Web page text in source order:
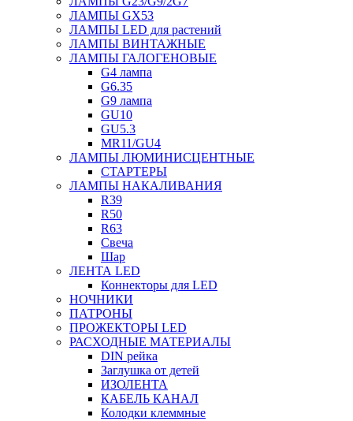
ЛАМПЫ GX53
ЛАМПЫ LED для растений
ЛАМПЫ ВИНТАЖНЫЕ
ЛАМПЫ ГАЛОГЕНОВЫЕ
G4 лампа
G6.35
G9 лампа
GU10
GU5.3
MR11/GU4
ЛАМПЫ ЛЮМИНИСЦЕНТНЫЕ
СТАРТЕРЫ
ЛАМПЫ НАКАЛИВАНИЯ
R39
R50
R63
Свеча
Шар
ЛЕНТА LED
Коннекторы для LED
НОЧНИКИ
ПАТРОНЫ
ПРОЖЕКТОРЫ LED
РАСХОДНЫЕ МАТЕРИАЛЫ
DIN рейка
Заглушка от детей
ИЗОЛЕНТА
КАБЕЛЬ КАНАЛ
Колодки клеммные